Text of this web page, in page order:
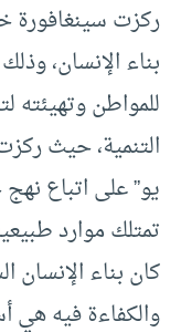
ركزت سينغافورة
بناء الإنسان،
للمواطن وتهيئته
التنمية، حيث
يو” على اتباع
تمتلك موارد
كان بناء
والكفاءة فيه هي